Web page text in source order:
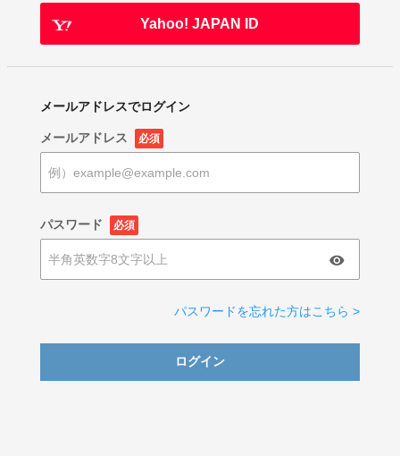
Yahoo! JAPAN ID
メールアドレスでログイン
メールアドレス 必須
パスワード 必須
パスワードを忘れた方はこちら >
ログイン